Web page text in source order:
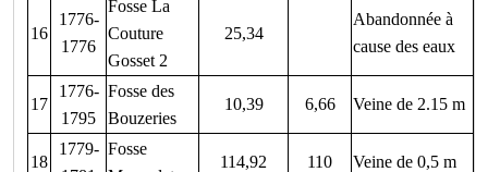
16
1776-
1776
Fosse La
Couture
Gosset 2
25,34
Abandonnée à
cause des eaux
17
1776-
1795
Fosse des
Bouzeries
10,39 6,66 Veine de 2.15 m
18
1779- Fosse
114,92 110 Veine de 0,5 m